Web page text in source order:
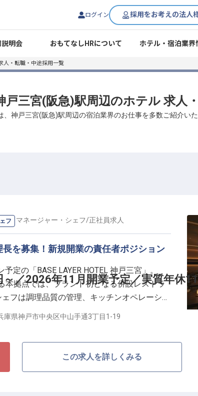
ログイン 採用をお考えの法人
説明会 おもてなしHRについて ホテル・宿泊業界
人・転職・中途採用一覧
戸三宮(阪急)駅周辺のホテル 求人
、神戸三宮(阪急)駅周辺の宿泊業界のお仕事を多数ご紹介い
フ
／2026年11月開業予定／実質年休
長・マネージャー・シェフ/正社員求人
を募集！新規開業の責任者ポジション
定の「BASE LAYER HOTEL 神戸三宮」。
本拠点では、ブランド初となる併設レストラ
フは調理品質の管理、キッチンオペレーショ
マネジメントまでを担い、レストランの料理
ン。料理だけにとどまらず、サービスやホテ
庫県神戸市中央区中山手通3丁目1-19
この求人を詳しくみる